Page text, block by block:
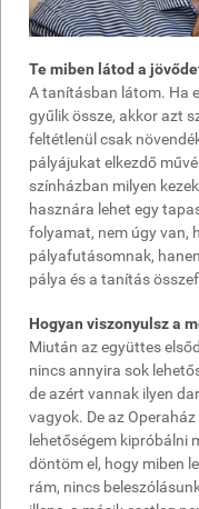
Te miben látod a
A tanításban látom. Ha
gyűlik össze, akkor azt
feltétlenül csak
pályájukat elkezdő
színházban milyen
hasznára lehet egy
folyamat, nem úgy van,
pályafutásomnak,
pálya és a tanítás
Hogyan viszonyulsz a
Miután az együttes
nincs annyira sok
de azért vannak ilyen
vagyok. De az
lehetőségem kipróbálni
döntöm el, hogy miben
rám, nincs